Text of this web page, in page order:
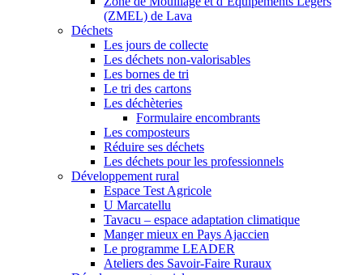
(ZMEL) de Lava
Déchets
Les jours de collecte
Les déchets non-valorisables
Les bornes de tri
Le tri des cartons
Les déchèteries
Formulaire encombrants
Les composteurs
Réduire ses déchets
Les déchets pour les professionnels
Développement rural
Espace Test Agricole
U Marcatellu
Tavacu – espace adaptation climatique
Manger mieux en Pays Ajaccien
Le programme LEADER
Ateliers des Savoir-Faire Ruraux